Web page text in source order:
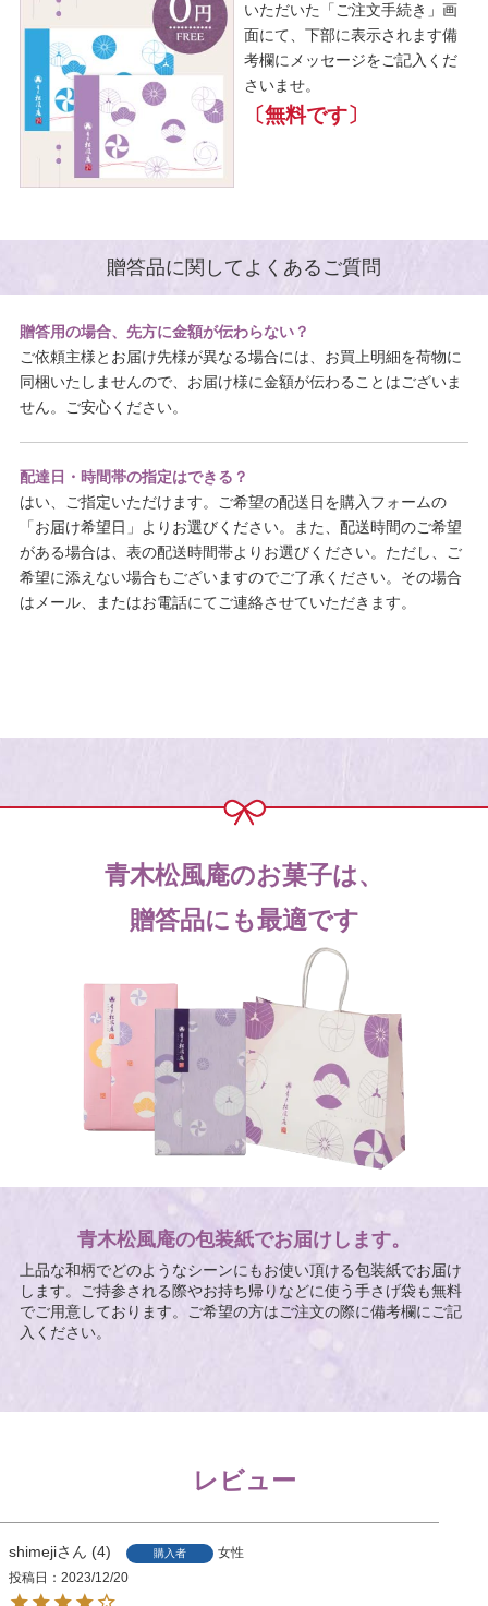
いただいた「ご注文手続き」画
面にて、下部に表示されます備
考欄にメッセージをご記入くだ
さいませ。
〔無料です〕
贈答品に関してよくあるご質問
贈答用の場合、先方に金額が伝わらない？
ご依頼主様とお届け先様が異なる場合には、お買上明細を荷物に
同梱いたしませんので、お届け様に金額が伝わることはございま
せん。ご安心ください。
配達日・時間帯の指定はできる？
はい、ご指定いただけます。ご希望の配送日を購入フォームの
「お届け希望日」よりお選びください。また、配送時間のご希望
がある場合は、表の配送時間帯よりお選びください。ただし、ご
希望に添えない場合もございますのでご了承ください。その場合
はメール、またはお電話にてご連絡させていただきます。
青木松風庵のお菓子は、
贈答品にも最適です
青木松風庵の包装紙でお届けします。
上品な和柄でどのようなシーンにもお使い頂ける包装紙でお届け
します。ご持参される際やお持ち帰りなどに使う手さげ袋も無料
でご用意しております。ご希望の方はご注文の際に備考欄にご記
入ください。
レビュー
shimeji 4 購入者
女性
投稿日
2023/12/20